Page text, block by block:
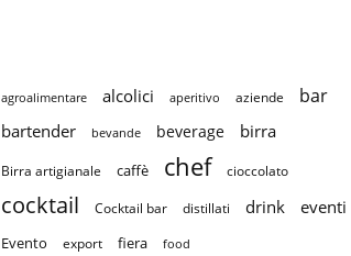
agroalimentare alcolici aperitivo aziende bar
bartender bevande beverage birra
Birra artigianale caffè chef cioccolato
cocktail Cocktail bar distillati drink eventi
Evento export fiera food